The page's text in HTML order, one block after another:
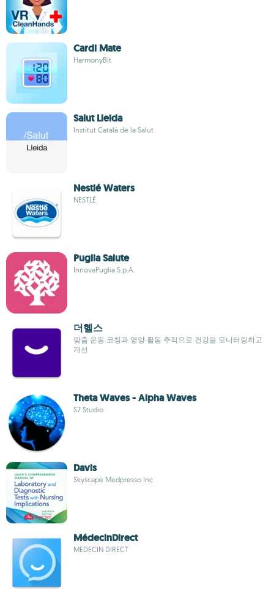
Cardi Mate
HarmonyBit
Salut Lleida
Institut Català de la Salut
Nestlé Waters
NESTLÉ
Puglia Salute
InnovaPuglia S.p.A.
더헬스
맞춤 운동 코칭과 영양·활동 추적으로 건강을 모니터링하고
개선
Theta Waves - Alpha Waves
S7 Studio
Davis
Skyscape Medpresso Inc
MédecinDirect
MEDECIN DIRECT